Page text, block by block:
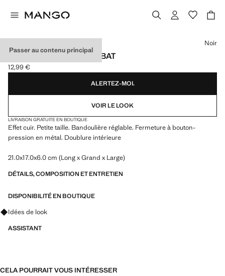
Passer au contenu principal
SAC BANDOULIÈRE RABAT
Prix actuel [12,99 € ]
12,99 €
Choisissez une couleur
Noir
ALERTEZ-MOI.
VOIR LE LOOK
LIVRAISON GRATUITE EN BOUTIQUE
Effet cuir. Petite taille. Bandoulière réglable. Fermeture à bouton-
pression en métal. Doublure intérieure
21.0x17.0x6.0 cm (Long x Grand x Large)
DÉTAILS, COMPOSITION ET ENTRETIEN
DISPONIBILITÉ EN BOUTIQUE
Renseignez-vous sur les looks, les vêtements et les tendances
Idées de look
ASSISTANT
CELA POURRAIT VOUS INTÉRESSER